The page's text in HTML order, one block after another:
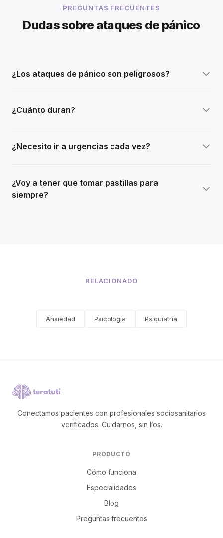
PREGUNTAS FRECUENTES
Dudas sobre ataques de pánico
¿Los ataques de pánico son peligrosos?
¿Cuánto duran?
¿Necesito ir a urgencias cada vez?
¿Voy a tener que tomar pastillas para
siempre?
RELACIONADO
Ansiedad Psicología Psiquiatría
Conectamos pacientes con profesionales sociosanitarios
verificados. Cuidarnos, sin líos.
PRODUCTO
Cómo funciona
Especialidades
Blog
Preguntas frecuentes